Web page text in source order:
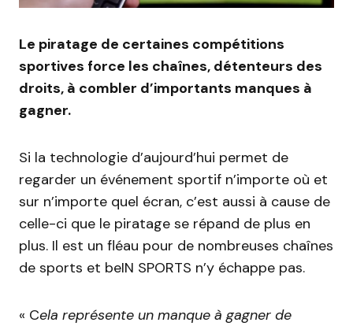
Le piratage de certaines compétitions
sportives force les chaînes, détenteurs des
droits, à combler d’importants manques à
gagner.
Si la technologie d’aujourd’hui permet de
regarder un événement sportif n’importe où et
sur n’importe quel écran, c’est aussi à cause de
celle-ci que le piratage se répand de plus en
plus. Il est un fléau pour de nombreuses chaînes
de sports et beIN SPORTS n’y échappe pas.
« Cela représente un manque à gagner de